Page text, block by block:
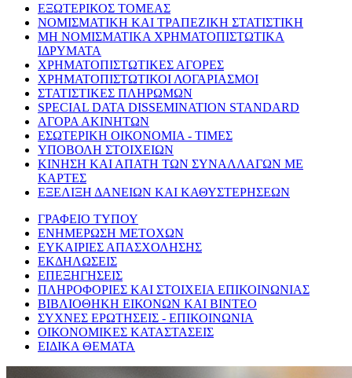
ΕΞΩΤΕΡΙΚΟΣ ΤΟΜΕΑΣ
ΝΟΜΙΣΜΑΤΙΚΗ ΚΑΙ ΤΡΑΠΕΖΙΚΗ ΣΤΑΤΙΣΤΙΚΗ
ΜΗ ΝΟΜΙΣΜΑΤΙΚΑ ΧΡΗΜΑΤΟΠΙΣΤΩΤΙΚΑ
ΙΔΡΥΜΑΤΑ
ΧΡΗΜΑΤΟΠΙΣΤΩΤΙΚΕΣ ΑΓΟΡΕΣ
ΧΡΗΜΑΤΟΠΙΣΤΩΤΙΚΟΙ ΛΟΓΑΡΙΑΣΜΟΙ
ΣΤΑΤΙΣΤΙΚΕΣ ΠΛΗΡΩΜΩΝ
SPECIAL DATA DISSEMINATION STANDARD
ΑΓΟΡΑ ΑΚΙΝΗΤΩΝ
ΕΣΩΤΕΡΙΚΗ ΟΙΚΟΝΟΜΙΑ - ΤΙΜΕΣ
ΥΠΟΒΟΛΗ ΣΤΟΙΧΕΙΩΝ
ΚΙΝΗΣΗ ΚΑΙ ΑΠΑΤΗ ΤΩΝ ΣΥΝΑΛΛΑΓΩΝ ΜΕ
ΚΑΡΤΕΣ
ΕΞΕΛΙΞΗ ΔΑΝΕΙΩΝ ΚΑΙ ΚΑΘΥΣΤΕΡΗΣΕΩΝ
ΓΡΑΦΕΙΟ ΤΥΠΟΥ
ΕΝΗΜΕΡΩΣΗ ΜΕΤΟΧΩΝ
ΕΥΚΑΙΡΙΕΣ ΑΠΑΣΧΟΛΗΣΗΣ
ΕΚΔΗΛΩΣΕΙΣ
ΕΠΕΞΗΓΗΣΕΙΣ
ΠΛΗΡΟΦΟΡΙΕΣ ΚΑΙ ΣΤΟΙΧΕΙΑ ΕΠΙΚΟΙΝΩΝΙΑΣ
ΒΙΒΛΙΟΘΗΚΗ ΕΙΚΟΝΩΝ ΚΑΙ ΒΙΝΤΕΟ
ΣΥΧΝΕΣ ΕΡΩΤΗΣΕΙΣ - ΕΠΙΚΟΙΝΩΝΙΑ
ΟΙΚΟΝΟΜΙΚΕΣ ΚΑΤΑΣΤΑΣΕΙΣ
ΕΙΔΙΚΑ ΘΕΜΑΤΑ